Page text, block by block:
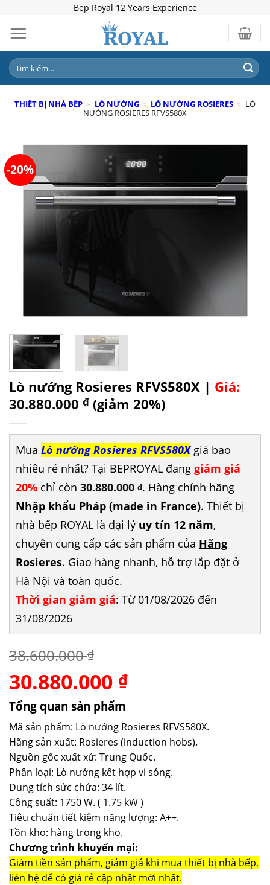
content
Bep Royal 12 Years Experience
Tìm
kiếm:
THIẾT BỊ NHÀ BẾP » LÒ NƯỚNG » LÒ NƯỚNG ROSIERES » LÒ
NƯỚNG ROSIERES RFVS580X
-20%
Lò nướng Rosieres RFVS580X | Giá:
30.880.000 ₫ (giảm 20%)
Mua Lò nướng Rosieres RFVS580Xgiá bao
nhiêu rẻ nhất? Tại BEPROYAL đang giảm giá
20% chỉ còn 30.880.000 ₫. Hàng chính hãng
Nhập khẩu Pháp (made in France). Thiết bị
nhà bếp ROYAL là đại lý uy tín 12 năm,
chuyên cung cấp các sản phẩm của Hãng
Rosieres. Giao hàng nhanh, hỗ trợ lắp đặt ở
Hà Nội và toàn quốc.
Thời gian giảm giá: Từ 01/08/2026 đến
31/08/2026
38.600.000₫
Giá
gốc
là:
38.600.000 ₫.
30.880.000 ₫Giá
là:
30.880.000 ₫.
Tổng quan sản phẩm
Mã sản phẩm: Lò nướng Rosieres RFVS580X.
Hãng sản xuất: Rosieres (induction hobs).
Nguồn gốc xuất xứ: Trung Quốc.
Phân loại: Lò nướng kết hợp vi sóng.
Dung tích sức chứa: 34 lít.
Công suất: 1750 W. ( 1.75 kW )
Tiêu chuẩn tiết kiệm năng lượng: A++.
Tồn kho: hàng trong kho.
Chương trình khuyến mại:
Giảm tiền sản phẩm, giảm giá khi mua thiết bị nhà bếp,
liên hệ để có giá rẻ cập nhật mới nhất.